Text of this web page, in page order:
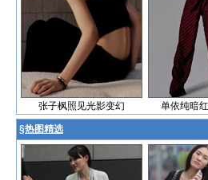
张子枫照见光影变幻 单依纯暗
§热图精选